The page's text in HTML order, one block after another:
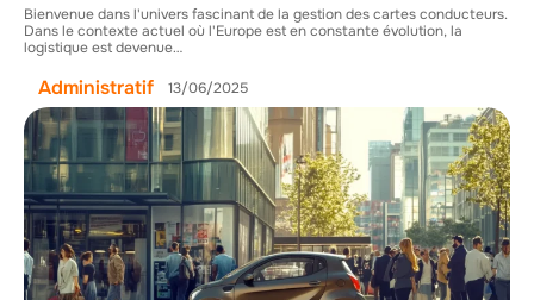
Bienvenue dans l'univers fascinant de la gestion des cartes conducteurs.
Dans le contexte actuel où l'Europe est en constante évolution, la
logistique est devenue…
Administratif 13/06/2025